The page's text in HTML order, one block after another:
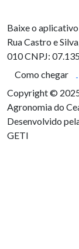
Baixe o
Rua Castro e
010CNPJ:
Como chegar
Copyright © 2025
Agronomia do
Desenvolvido
GETI